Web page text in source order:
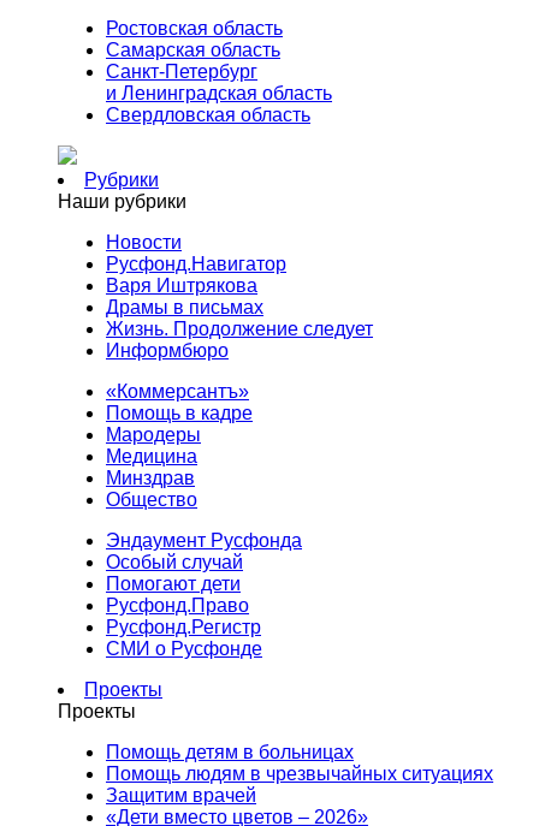
Ростовская область
Самарская область
Санкт-Петербург
и Ленинградская область
Свердловская область
Рубрики
Наши рубрики
Новости
Русфонд.Навигатор
Варя Иштрякова
Драмы в письмах
Жизнь. Продолжение следует
Информбюро
«Коммерсантъ»
Помощь в кадре
Мародеры
Медицина
Минздрав
Общество
Эндаумент Русфонда
Особый случай
Помогают дети
Русфонд.Право
Русфонд.Регистр
СМИ о Русфонде
Проекты
Проекты
Помощь детям в больницах
Помощь людям в чрезвычайных ситуациях
Защитим врачей
«Дети вместо цветов – 2026»